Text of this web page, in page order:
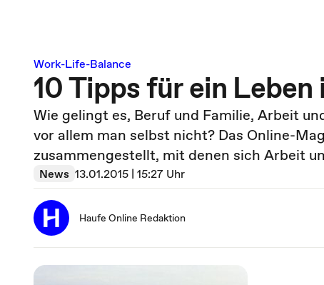
Work-Life-Balance
10 Tipps für ein
Wie gelingt es, Beruf und Familie, Arbeit
vor allem man selbst nicht? Das Online-
zusammengestellt, mit denen sich Arbeit
News 13.01.2015 | 15:27 Uhr
Haufe Online Redaktion